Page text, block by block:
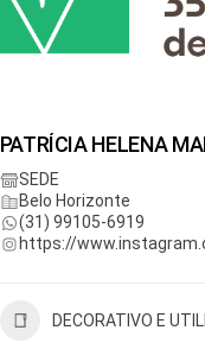
PATRÍCIA HELENA
SEDE
Belo Horizonte
(31) 99105-6919
https://
DECORATIVO E